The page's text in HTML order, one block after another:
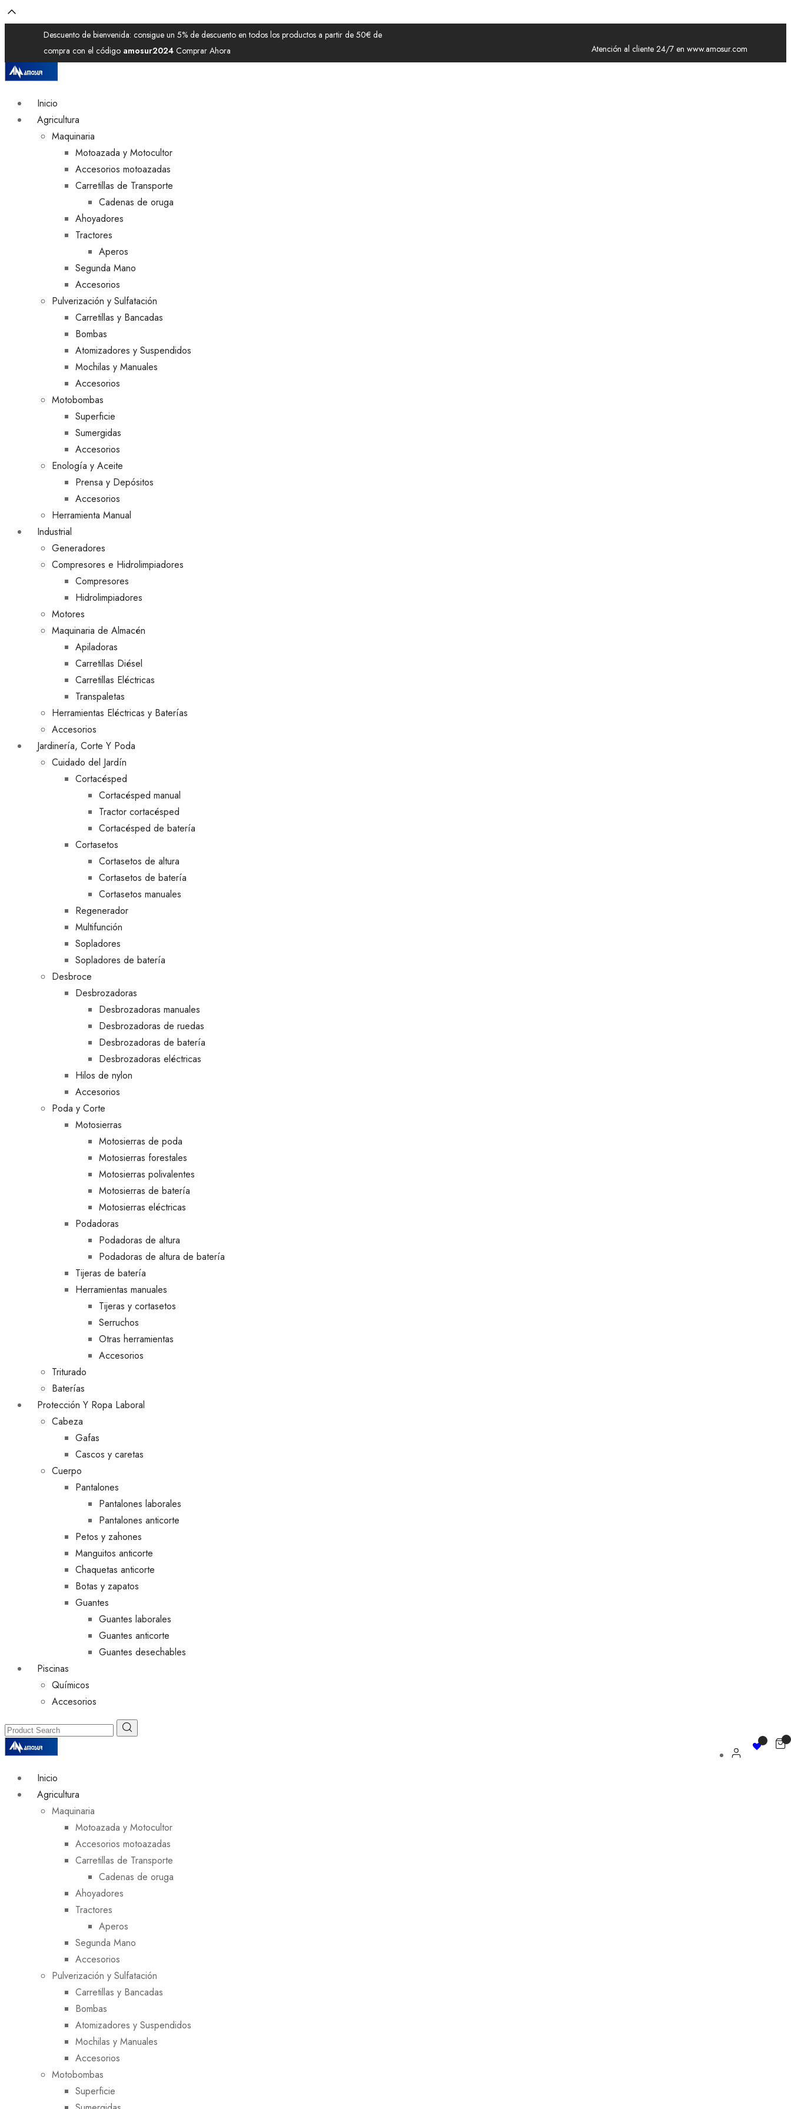
Descuento de bienvenida: consigue un 5% de descuento en todos los productos a partir de 50€ de
compra con el código amosur2024 Comprar Ahora Atención al cliente 24/7 en www.amosur.com
Inicio
Agricultura
Maquinaria
Motoazada y Motocultor
Accesorios motoazadas
Carretillas de Transporte
Cadenas de oruga
Ahoyadores
Tractores
Aperos
Segunda Mano
Accesorios
Pulverización y Sulfatación
Carretillas y Bancadas
Bombas
Atomizadores y Suspendidos
Mochilas y Manuales
Accesorios
Motobombas
Superficie
Sumergidas
Accesorios
Enología y Aceite
Prensa y Depósitos
Accesorios
Herramienta Manual
Industrial
Generadores
Compresores e Hidrolimpiadores
Compresores
Hidrolimpiadores
Motores
Maquinaria de Almacén
Apiladoras
Carretillas Diésel
Carretillas Eléctricas
Transpaletas
Herramientas Eléctricas y Baterías
Accesorios
Jardinería, Corte Y Poda
Cuidado del Jardín
Cortacésped
Cortacésped manual
Tractor cortacésped
Cortacésped de batería
Cortasetos
Cortasetos de altura
Cortasetos de batería
Cortasetos manuales
Regenerador
Multifunción
Sopladores
Sopladores de batería
Desbroce
Desbrozadoras
Desbrozadoras manuales
Desbrozadoras de ruedas
Desbrozadoras de batería
Desbrozadoras eléctricas
Hilos de nylon
Accesorios
Poda y Corte
Motosierras
Motosierras de poda
Motosierras forestales
Motosierras polivalentes
Motosierras de batería
Motosierras eléctricas
Podadoras
Podadoras de altura
Podadoras de altura de batería
Tijeras de batería
Herramientas manuales
Tijeras y cortasetos
Serruchos
Otras herramientas
Accesorios
Triturado
Baterías
Protección Y Ropa Laboral
Cabeza
Gafas
Cascos y caretas
Cuerpo
Pantalones
Pantalones laborales
Pantalones anticorte
Petos y zahones
Manguitos anticorte
Chaquetas anticorte
Botas y zapatos
Guantes
Guantes laborales
Guantes anticorte
Guantes desechables
Piscinas
Químicos
Accesorios
Inicio
Agricultura
Maquinaria
Motoazada y Motocultor
Accesorios motoazadas
Carretillas de Transporte
Cadenas de oruga
Ahoyadores
Tractores
Aperos
Segunda Mano
Accesorios
Pulverización y Sulfatación
Carretillas y Bancadas
Bombas
Atomizadores y Suspendidos
Mochilas y Manuales
Accesorios
Motobombas
Superficie